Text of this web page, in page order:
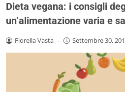
Dieta vegana: i consigli
un’alimentazione varia e
Fiorella Vasta - Settembre 30,